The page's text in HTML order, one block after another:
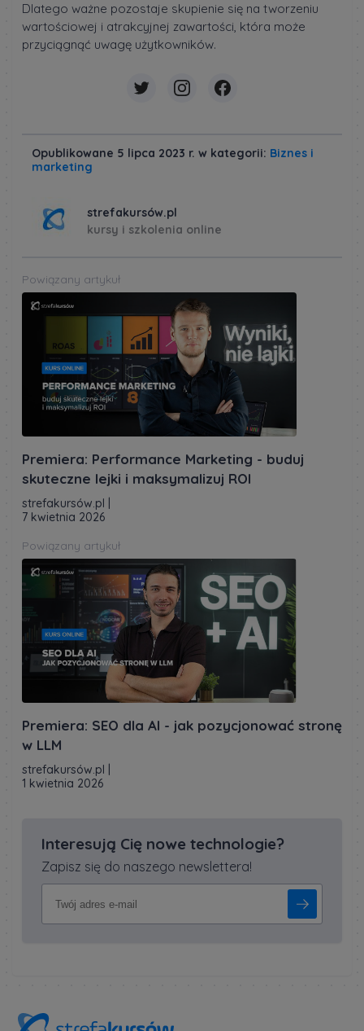
Dlatego ważne pozostaje skupienie się na tworzeniu
wartościowej i atrakcyjnej zawartości, która może
przyciągnąć uwagę użytkowników.
Opublikowane 5 lipca 2023 r. w kategorii: Biznes i
marketing
strefakursów.pl
kursy i szkolenia online
Powiązany artykuł
Premiera: Performance Marketing - buduj
skuteczne lejki i maksymalizuj ROI
strefakursów.pl
7 kwietnia 2026
Powiązany artykuł
Premiera: SEO dla AI - jak pozycjonować stronę
w LLM
strefakursów.pl
1 kwietnia 2026
Interesują Cię nowe technologie?
Zapisz się do naszego newslettera!